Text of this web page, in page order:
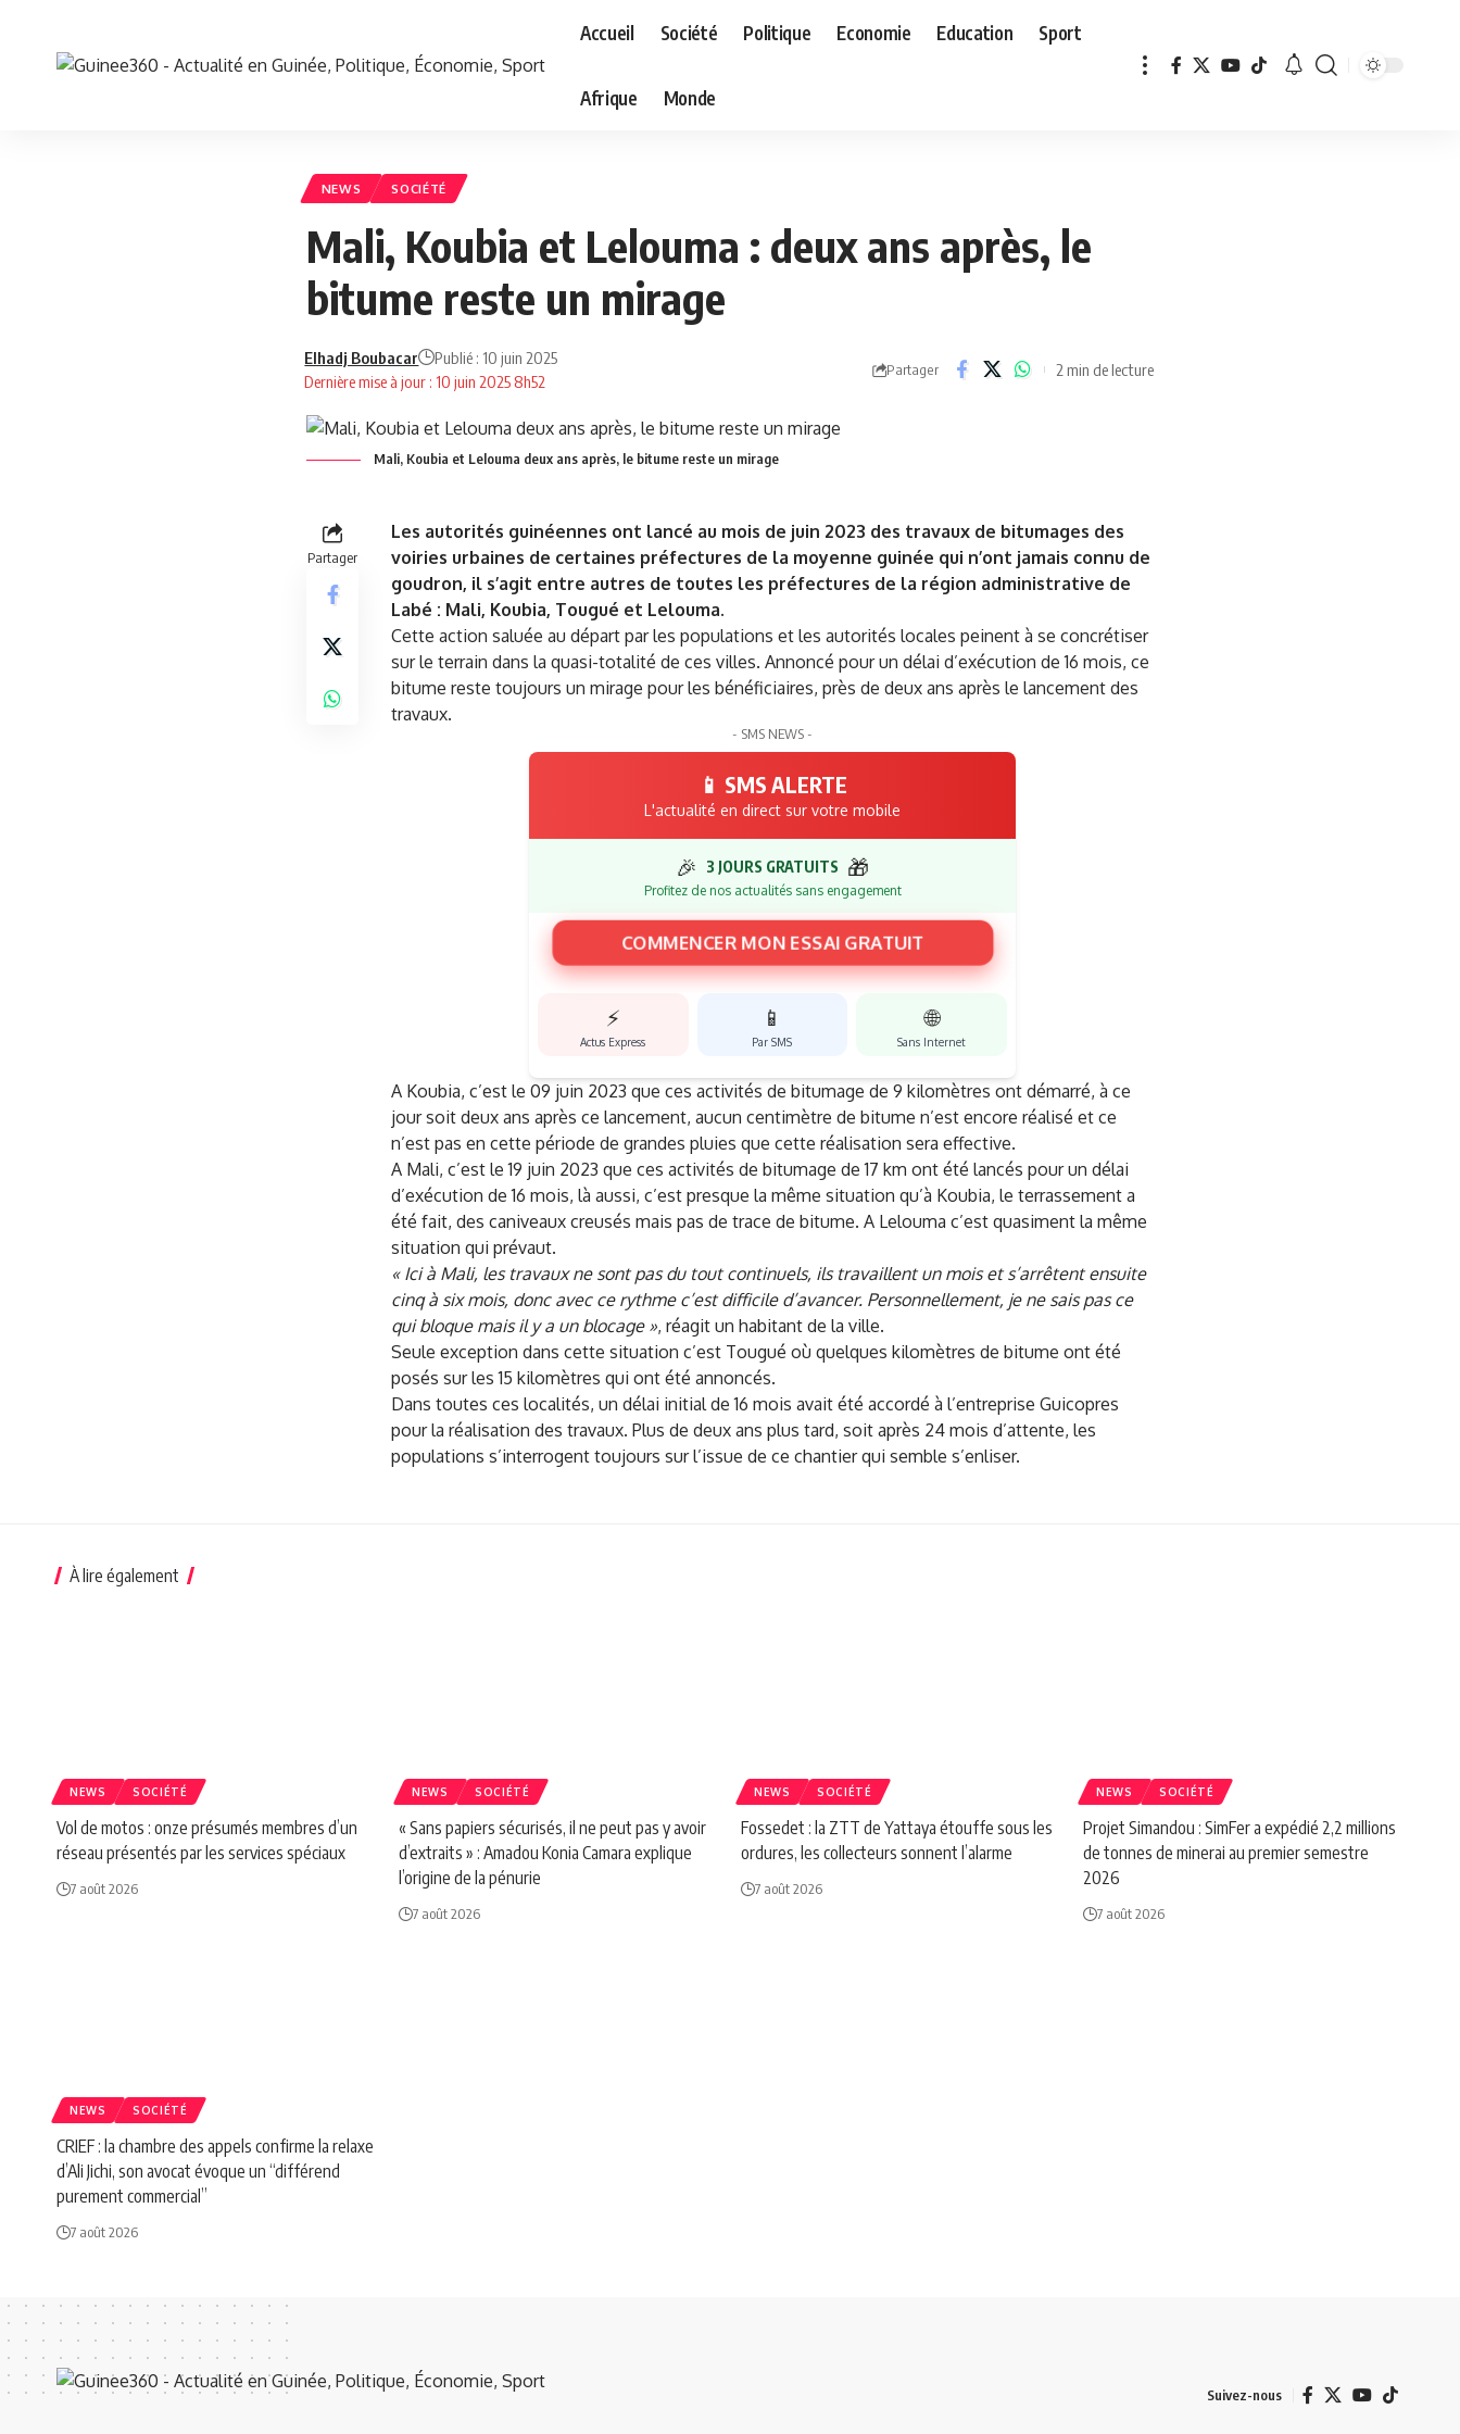
Accueil Société Politique Economie Education Sport
Afrique Monde
NEWS SOCIÉTÉ
Mali, Koubia et Lelouma : deux ans après, le
bitume reste un mirage
Dernière mise à jour : 10 juin 2025 8h52
Elhadj Boubacar Publié : 10 juin 2025
Partager 2 min de lecture
Mali, Koubia et Lelouma deux ans après, le bitume reste un mirage
Partager
Les autorités guinéennes ont lancé au mois de juin 2023 des travaux de bitumages des
voiries urbaines de certaines préfectures de la moyenne guinée qui n’ont jamais connu de
goudron, il s’agit entre autres de toutes les préfectures de la région administrative de
Labé : Mali, Koubia, Tougué et Lelouma.
Cette action saluée au départ par les populations et les autorités locales peinent à se concrétiser
sur le terrain dans la quasi-totalité de ces villes. Annoncé pour un délai d’exécution de 16 mois, ce
bitume reste toujours un mirage pour les bénéficiaires, près de deux ans après le lancement des
travaux.
- SMS NEWS -
📱 SMS ALERTE
L'actualité en direct sur votre mobile
🎉 3 JOURS GRATUITS 🎁
Profitez de nos actualités sans engagement
COMMENCER MON ESSAI GRATUIT
⚡
Actus Express
📱
Par SMS
🌐
Sans Internet
A Koubia, c’est le 09 juin 2023 que ces activités de bitumage de 9 kilomètres ont démarré, à ce
jour soit deux ans après ce lancement, aucun centimètre de bitume n’est encore réalisé et ce
n’est pas en cette période de grandes pluies que cette réalisation sera effective.
A Mali, c’est le 19 juin 2023 que ces activités de bitumage de 17 km ont été lancés pour un délai
d’exécution de 16 mois, là aussi, c’est presque la même situation qu’à Koubia, le terrassement a
été fait, des caniveaux creusés mais pas de trace de bitume. A Lelouma c’est quasiment la même
situation qui prévaut.
« Ici à Mali, les travaux ne sont pas du tout continuels, ils travaillent un mois et s’arrêtent ensuite
cinq à six mois, donc avec ce rythme c’est difficile d’avancer. Personnellement, je ne sais pas ce
qui bloque mais il y a un blocage », réagit un habitant de la ville.
Seule exception dans cette situation c’est Tougué où quelques kilomètres de bitume ont été
posés sur les 15 kilomètres qui ont été annoncés.
Dans toutes ces localités, un délai initial de 16 mois avait été accordé à l’entreprise Guicopres
pour la réalisation des travaux. Plus de deux ans plus tard, soit après 24 mois d’attente, les
populations s’interrogent toujours sur l’issue de ce chantier qui semble s’enliser.
À lire également
NEWS SOCIÉTÉ
Vol de motos : onze présumés membres d’un
réseau présentés par les services spéciaux
7 août 2026
NEWS SOCIÉTÉ
« Sans papiers sécurisés, il ne peut pas y avoir
d’extraits » : Amadou Konia Camara explique
l’origine de la pénurie
7 août 2026
NEWS SOCIÉTÉ
Fossedet : la ZTT de Yattaya étouffe sous les
ordures, les collecteurs sonnent l’alarme
7 août 2026
NEWS SOCIÉTÉ
Projet Simandou : SimFer a expédié 2,2 millions
de tonnes de minerai au premier semestre
2026
7 août 2026
NEWS SOCIÉTÉ
CRIEF : la chambre des appels confirme la relaxe
d’Ali Jichi, son avocat évoque un “différend
purement commercial”
7 août 2026
Suivez-nous